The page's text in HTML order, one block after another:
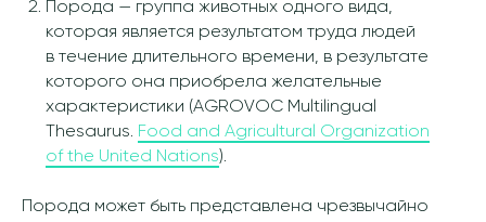
Порода — группа животных одного вида,
которая является результатом труда людей
в течение длительного времени, в результате
которого она приобрела желательные
характеристики (AGROVOC Multilingual
Thesaurus. Food and Agricultural Organization
of the United Nations).
Порода может быть представлена чрезвычайно